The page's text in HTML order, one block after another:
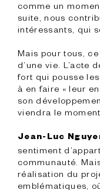
comme un
suite, nous
intéressants, qui
Mais pour tous,
d’une vie. L’acte
fort qui pousse
à en faire « leur
son
viendra le
Jean-Luc
sentiment
communauté.
réalisation du
emblématiques,